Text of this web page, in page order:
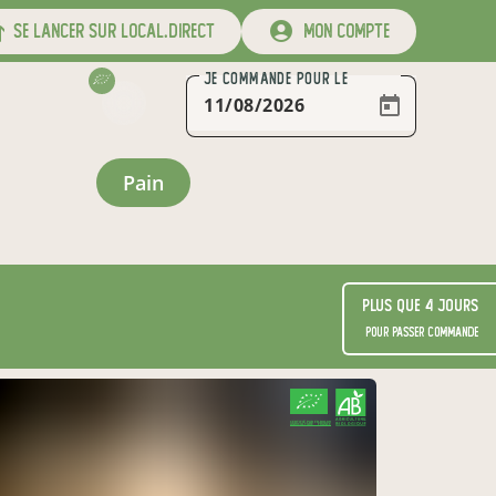
se lancer sur local.direct mon compte
JE COMMANDE POUR LE
pain
Plus que 4 jours
pour passer commande
CERTIFIÉ PAR FR-BIO-09
AGRICULTURE FRANCE